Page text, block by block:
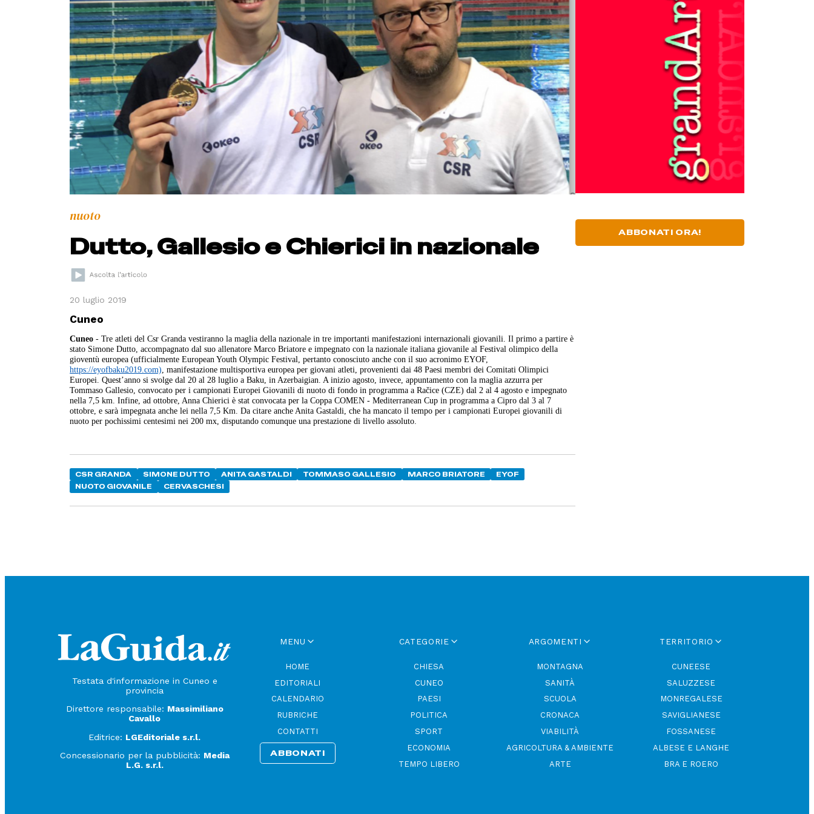
nuoto
Dutto, Gallesio e Chierici in nazionale
20 luglio 2019
Cuneo
Cuneo - Tre atleti del Csr Granda vestiranno la maglia della nazionale in tre importanti manifestazioni internazionali giovanili. Il primo a partire è
stato Simone Dutto, accompagnato dal suo allenatore Marco Briatore e impegnato con la nazionale italiana giovanile al Festival olimpico della
gioventù europea (ufficialmente European Youth Olympic Festival, pertanto conosciuto anche con il suo acronimo EYOF,
https://eyofbaku2019.com) ,manifestazione multisportiva europea per giovani atleti, provenienti dai 48 Paesi membri dei Comitati Olimpici
Europei. Quest’anno si svolge dal 20 al 28 luglio a Baku, in Azerbaigian. A inizio agosto, invece, appuntamento con la maglia azzurra per
Tommaso Gallesio, convocato per i campionati Europei Giovanili di nuoto di fondo in programma a Račice (CZE) dal 2 al 4 agosto e impegnato
nella 7,5 km. Infine, ad ottobre, Anna Chierici è stat convocata per la Coppa COMEN - Mediterranean Cup in programma a Cipro dal 3 al 7
ottobre, e sarà impegnata anche lei nella 7,5 Km. Da citare anche Anita Gastaldi, che ha mancato il tempo per i campionati Europei giovanili di
nuoto per pochissimi centesimi nei 200 mx, disputando comunque una prestazione di livello assoluto.
CSR GRANDA SIMONE DUTTO ANITA GASTALDI TOMMASO GALLESIO MARCO BRIATORE
EYOF
NUOTO GIOVANILE
CERVASCHESI
ABBONATI ORA!
Testata d'informazione in Cuneo e
provincia
Direttore responsabile: Massimiliano
Cavallo
Editrice: LGEditoriale s.r.l.
Concessionario per la pubblicità: Media
L.G. s.r.l.
MENU
HOME
EDITORIALI
CALENDARIO
RUBRICHE
CONTATTI
ABBONATI
CATEGORIE
CHIESA
CUNEO
PAESI
POLITICA
SPORT
ECONOMIA
TEMPO LIBERO
ARGOMENTI
MONTAGNA
SANITÀ
SCUOLA
CRONACA
VIABILITÀ
AGRICOLTURA & AMBIENTE
ARTE
TERRITORIO
CUNEESE
SALUZZESE
MONREGALESE
SAVIGLIANESE
FOSSANESE
ALBESE E LANGHE
BRA E ROERO